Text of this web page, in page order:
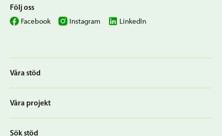
Våra stöd
Våra projekt
Sök stöd
Följ oss
Facebook Instagram LinkedIn